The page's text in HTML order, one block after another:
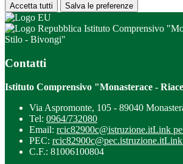
Accetta tutti Salva le preferenze
Istituto Comprensivo
Stilo - Bivongi"
Contatti
Istituto Comprensivo "Monasterace -
Via Aspromonte, 105 - 89040
Tel: 0964/732080
Email: rcic82900c@istruzione.itLink
PEC: rcic82900c@pec.istruzione.itLink
C.F.: 81006100804